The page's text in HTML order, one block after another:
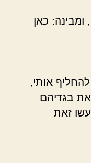
כאן
אותי,
בגדיהם
זאת